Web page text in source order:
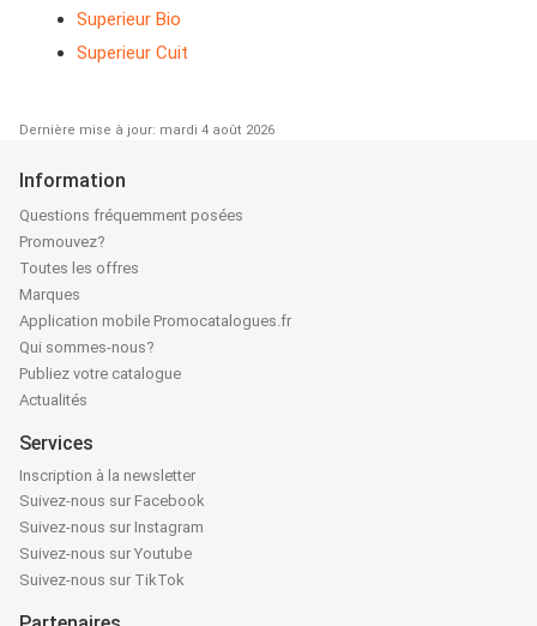
Superieur Bio
Superieur Cuit
Dernière mise à jour: mardi 4 août 2026
Information
Questions fréquemment posées
Promouvez?
Toutes les offres
Marques
Application mobile Promocatalogues.fr
Qui sommes-nous?
Publiez votre catalogue
Actualités
Services
Inscription à la newsletter
Suivez-nous sur Facebook
Suivez-nous sur Instagram
Suivez-nous sur Youtube
Suivez-nous sur TikTok